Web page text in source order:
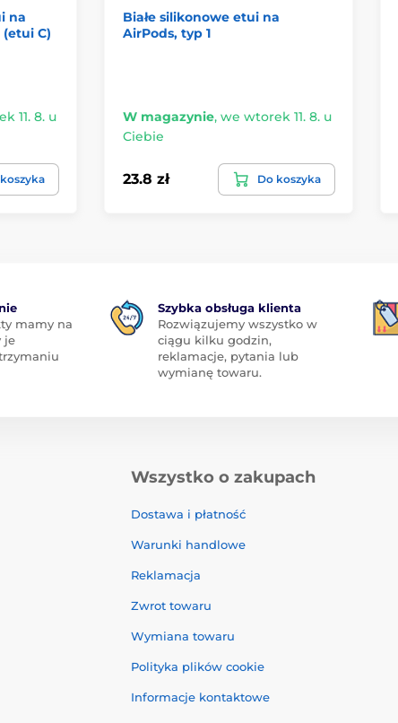
na
(etui C)
11. 8. u
Białe silikonowe etui na
AirPods, typ 1
W magazynie, we wtorek 11. 8. u
Ciebie
23.8 zł Do koszyka
mamy na
je
Szybka obsługa klienta
Rozwiązujemy wszystko w
ciągu kilku godzin,
reklamacje, pytania lub
wymianę towaru.
Wszystko o zakupach
Dostawa i płatność
Warunki handlowe
Reklamacja
Zwrot towaru
Wymiana towaru
Polityka plików cookie
Informacje kontaktowe